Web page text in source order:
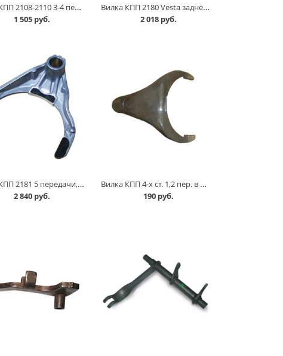
Вилка КПП 2108-2110 3-4 передачи АвтоВАЗ в Омске
1 505 руб.
Вилка КПП 2180 Vesta заднего хода с кронштейном АвтоВАЗ в Омске
2 018 руб.
Вилка КПП 2181 5 передачи, заднего хода АвтоВАЗ в Омске
2 840 руб.
Вилка КПП 4-х ст. 1,2 пер. в Омске
190 руб.